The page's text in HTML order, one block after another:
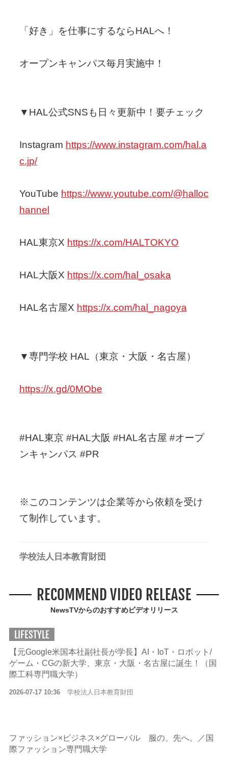
「好き」を仕事にするならHALへ！
オープンキャンパス毎月実施中！
▼HAL公式SNSも日々更新中！要チェック
Instagram https://www.instagram.com/hal.a
c.jp/
YouTube https://www.youtube.com/@halloc
hannel
HAL東京X https://x.com/HALTOKYO
HAL大阪X https://x.com/hal_osaka
HAL名古屋X https://x.com/hal_nagoya
▼専門学校 HAL（東京・大阪・名古屋）
https://x.gd/0MObe
#HAL東京 #HAL大阪 #HAL名古屋 #オープ
ンキャンパス #PR
※このコンテンツは企業等から依頼を受け
て制作しています。
学校法人日本教育財団
RECOMMEND VIDEO RELEASE
NewsTVからのおすすめビデオリリース
LIFESTYLE
【元Google米国本社副社長が学長】AI・IoT・ロボット/
ゲーム・CGの新大学、東京・大阪・名古屋に誕生！（国
際工科専門職大学）
2026-07-17 10:36 学校法人日本教育財団
ファッション×ビジネス×グローバル 服の、先へ。／国
際ファッション専門職大学